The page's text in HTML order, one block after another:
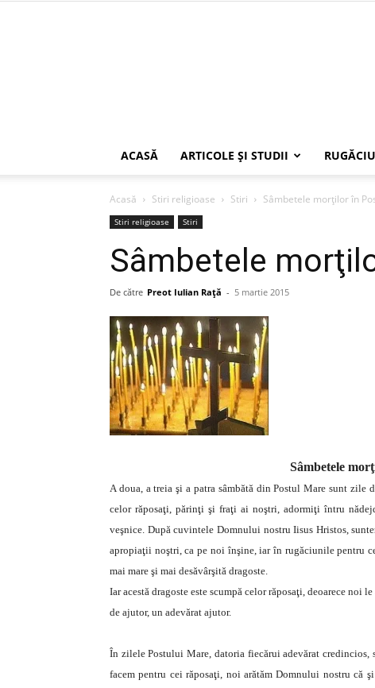
ACASĂ ARTICOLE ŞI STUDII
Acasă Stiri religioase Stiri Sâmbetele morţilor în
Stiri religioase Stiri
Sâmbetele
De către Preot Iulian Raţă - 5 martie 2015
Sâmbetele
A doua, a treia şi a patra sâmbătă din Postul Mare sunt zile
celor răposaţi, părinţi şi fraţi ai noştri, adormiţi întru
veşnice. După cuvintele Domnului nostru Iisus Hristos,
apropiaţii noştri, ca pe noi înşine, iar în rugăciunile pentru
mai mare şi mai desăvârşită dragoste.
Iar acestă dragoste este scumpă celor răposaţi, deoarece noi
de ajutor, un adevărat ajutor.
În zilele Postului Mare, datoria fiecărui adevărat
facem pentru cei răposaţi, noi arătăm Domnului nostru că